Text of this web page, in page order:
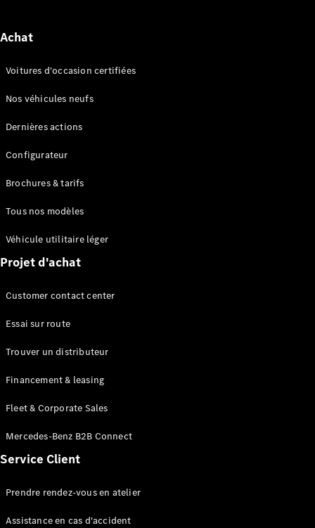
Achat
Voitures d'occasion certifiées
Nos véhicules neufs
Dernières actions
Configurateur
Brochures & tarifs
Tous nos modèles
Véhicule utilitaire léger
Projet d'achat
Customer contact center
Essai sur route
Trouver un distributeur
Financement & leasing
Fleet & Corporate Sales
Mercedes-Benz B2B Connect
Service Client
Prendre rendez-vous en atelier
Assistance en cas d'accident